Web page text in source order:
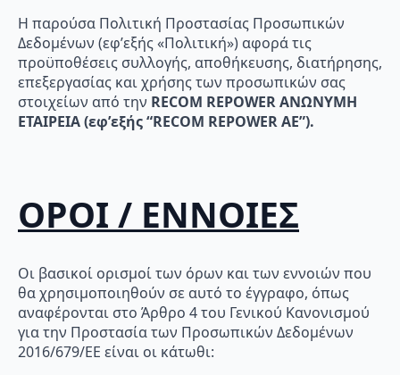
Η παρούσα Πολιτική Προστασίας Προσωπικών
Δεδομένων (εφ’εξής «Πολιτική») αφορά τις
προϋποθέσεις συλλογής, αποθήκευσης, διατήρησης,
επεξεργασίας και χρήσης των προσωπικών σας
στοιχείων από την RECOM REPOWERΑΝΩΝΥΜΗ
ΕΤΑΙΡΕΙΑ (εφ’εξής “RECOM REPOWERAE”).
ΟΡΟΙ / ΕΝΝΟΙΕΣ
Οι βασικοί ορισμοί των όρων και των εννοιών που
θα χρησιμοποιηθούν σε αυτό το έγγραφο, όπως
αναφέρονται στο Άρθρο 4 του Γενικού Κανονισμού
για την Προστασία των Προσωπικών Δεδομένων
2016/679/ΕΕ είναι οι κάτωθι: